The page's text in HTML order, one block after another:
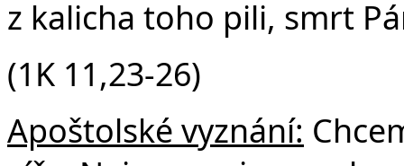
z kalicha toho pili, smrt
(1K 11,23-26)
Apoštolské vyznání: